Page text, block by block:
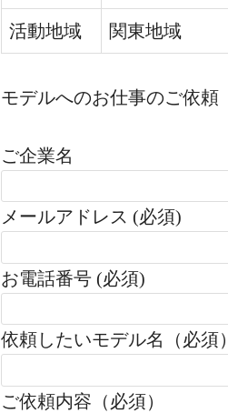
活動地域 関東地域
モデルへのお仕事のご依頼
ご企業名
メールアドレス (必須)
お電話番号 (必須)
依頼したいモデル名（必須）
ご依頼内容（必須）